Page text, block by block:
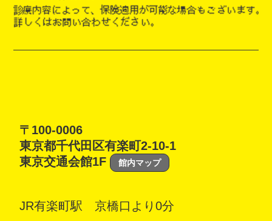
〒100-0006
東京都千代田区有楽町2-10-1
東京交通会館1F
館内マップ
JR有楽町駅 京橋口より0分